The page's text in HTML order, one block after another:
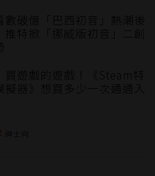
數破億「巴西初音」熱潮後
推特掀「挪威版初音」二創
買遊戲的遊戲！《Steam特
擬器》想買多少一次通通入
紳士向